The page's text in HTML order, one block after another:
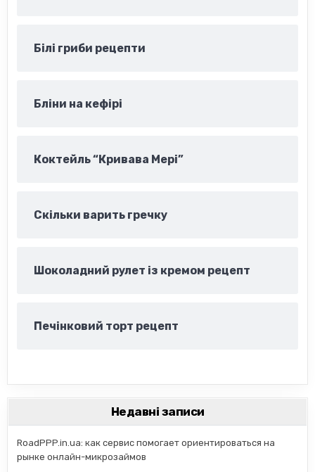
Білі гриби рецепти
Бліни на кефірі
Коктейль “Кривава Мері”
Скільки варить гречку
Шоколадний рулет із кремом рецепт
Печінковий торт рецепт
Недавні записи
RoadPPP.in.ua: как сервис помогает ориентироваться на
рынке онлайн-микрозаймов